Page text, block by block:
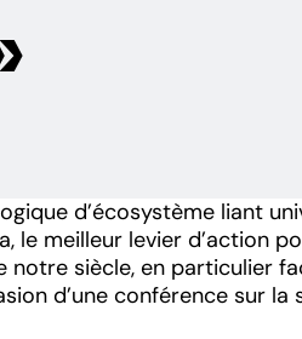
d’écosystème liant
le meilleur levier d’action
siècle, en particulier
d’une conférence sur